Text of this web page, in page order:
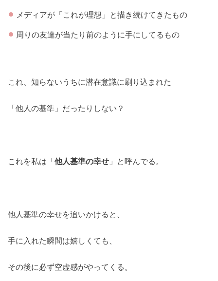
メディアが「これが理想」と描き続けてきたもの
周りの友達が当たり前のように手にしてるもの
これ、知らないうちに潜在意識に刷り込まれた
「他人の基準」だったりしない？
これを私は「他人基準の幸せ 」と呼んでる。
他人基準の幸せを追いかけると、
手に入れた瞬間は嬉しくても、
その後に必ず空虚感がやってくる。